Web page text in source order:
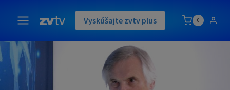
content
Vyskúšajte zvtv plus 0